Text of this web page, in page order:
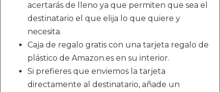
acertarás de lleno ya que permiten que sea el
destinatario el que elija lo que quiere y
necesita.
Caja de regalo gratis con una tarjeta regalo de
plástico de Amazon.es en su interior.
Si prefieres que enviemos la tarjeta
directamente al destinatario, añade un